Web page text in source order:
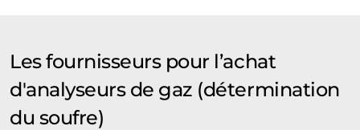
Les fournisseurs pour l’achat
d'analyseurs de gaz (détermination
du soufre)